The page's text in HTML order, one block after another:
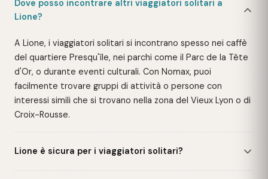
Dove posso incontrare altri viaggiatori solitari a
Lione?
A Lione, i viaggiatori solitari si incontrano spesso nei caffè
del quartiere Presqu'île, nei parchi come il Parc de la Tête
d'Or, o durante eventi culturali. Con Nomax, puoi
facilmente trovare gruppi di attività o persone con
interessi simili che si trovano nella zona del Vieux Lyon o di
Croix-Rousse.
Lione è sicura per i viaggiatori solitari?